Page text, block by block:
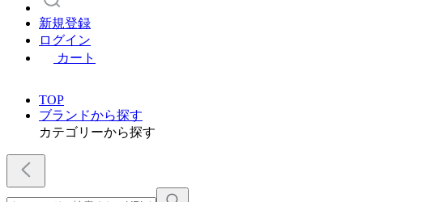
新規登録
ログイン
カート
TOP
ブランドから探す
カテゴリーから探す